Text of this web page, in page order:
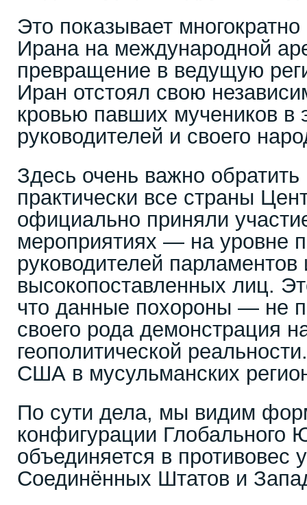
Это показывает
Ирана на международной
превращение в ведущую
Иран отстоял свою
кровью павших мучеников в
руководителей и своего
Здесь очень важно
практически все страны
официально приняли
мероприятиях — на уровне
руководителей парламентов
высокопоставленных лиц.
что данные похороны — не
своего рода демонстрация
геополитической
США в мусульманских
По сути дела, мы видим
конфигурации Глобального
объединяется в противовес
Соединённых Штатов и